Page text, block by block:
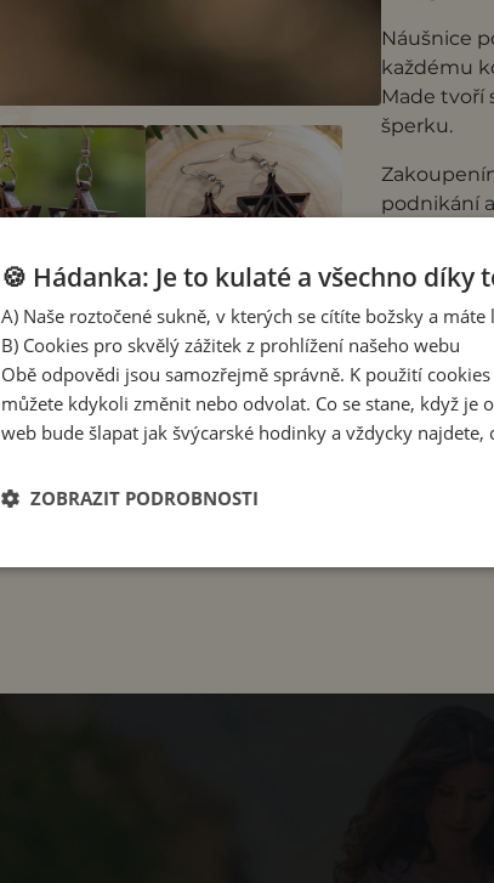
Náušnice
každému
Made tvoří
šperku.
podnikání
🍪 Hádanka: Je to kulaté a všechno
A) Naše roztočené sukně, v kterých se cítíte božsky a máte
B) Cookies pro skvělý zážitek z prohlížení našeho webu
Obě odpovědi jsou samozřejmě správně. K použití
můžete kdykoli změnit nebo odvolat. Co se stane, když je
web bude šlapat jak švýcarské hodinky a vždycky najdete,
ZOBRAZIT PODROBNOSTI